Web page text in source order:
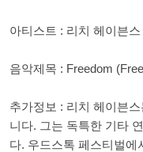
아티스트 : 리치 헤이븐스
음악제목 : Freedom
추가정보 : 리치 헤이븐
니다. 그는 독특한 기타
다. 우드스톡 페스티벌에